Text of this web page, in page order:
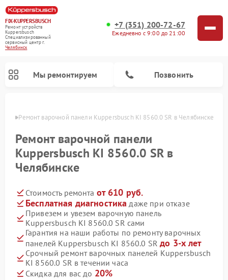
FIX-KUPPERSBUSCH
Ремонт устройств
Kuppersbusch
Специализированный
cервисный центр г.
Челябинск
+7 (351) 200-72-67
Ежедневно с 9:00 до 21:00
Мы ремонтируем Позвонить
Ремонт варочной панели Kuppersbusch KI 8560.0 SR в Челябинске
Ремонт варочной панели
Kuppersbusch KI 8560.0 SR в
Челябинске
Стоимость ремонта от 610 руб.
Бесплатная диагностика даже при отказе
Привезем и увезем варочную панель
Kuppersbusch KI 8560.0 SR сами
Гарантия на наши работы по ремонту варочных
панелей Kuppersbusch KI 8560.0 SRдо 3-х лет
Срочный ремонт варочных панелей Kuppersbusch
KI 8560.0 SR в течении часа
Скидка для вас до 20%